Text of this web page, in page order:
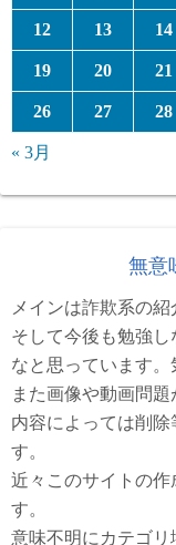
12 13 14
19 20 21
26 27 28
« 3月
無意
メインは詐欺系の
そして今後も勉強
なと思っています。
また画像や動画問題
内容によっては削
す。
近々このサイトの作
す。
意味不明にカテゴリ